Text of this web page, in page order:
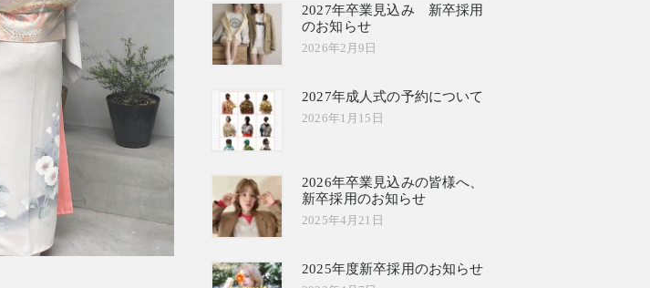
2027年卒業見込み 新卒採用
のお知らせ
2026年2月9日
2027年成人式の予約について
2026年1月15日
2026年卒業見込みの皆様へ、
新卒採用のお知らせ
2025年4月21日
2025年度新卒採用のお知らせ